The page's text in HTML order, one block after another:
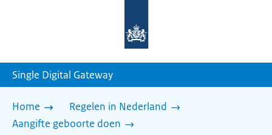
homepage
Single Digital Gateway
Home
Regelen in Nederland
Aangifte geboorte doen